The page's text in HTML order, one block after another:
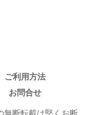
ご利用方法
お問合せ
無断転載は堅くお断